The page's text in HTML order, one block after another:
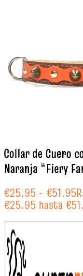
Collar de Cuero
Naranja “Fiery
€25.95 - €51.95
€25.95 hasta